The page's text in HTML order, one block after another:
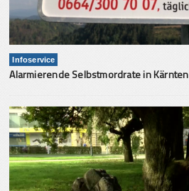
Infoservice
Alarmierende Selbstmordrate in Kärnten